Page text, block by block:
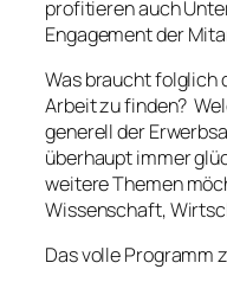
profitieren auch
Engagement der
Was braucht folglich
Arbeit zu finden?
generell der
überhaupt immer
weitere Themen
Wissenschaft,
Das volle Programm